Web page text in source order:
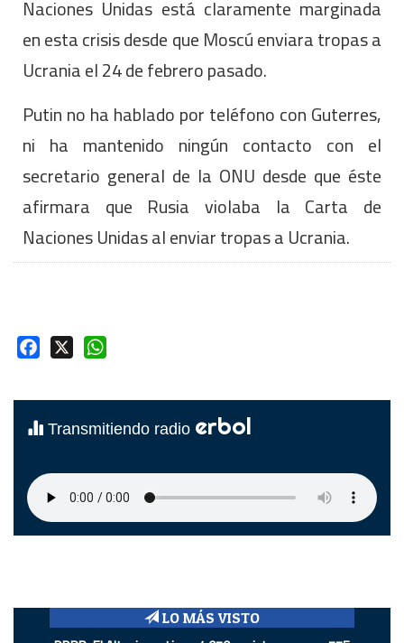
Naciones Unidas está claramente marginada
en esta crisis desde que Moscú enviara tropas a
Ucrania el 24 de febrero pasado.
Putin no ha hablado por teléfono con Guterres,
ni ha mantenido ningún contacto con el
secretario general de la ONU desde que éste
afirmara que Rusia violaba la Carta de
Naciones Unidas al enviar tropas a Ucrania.
Facebook
Transmitiendo radio erbol
LO MÁS VISTO